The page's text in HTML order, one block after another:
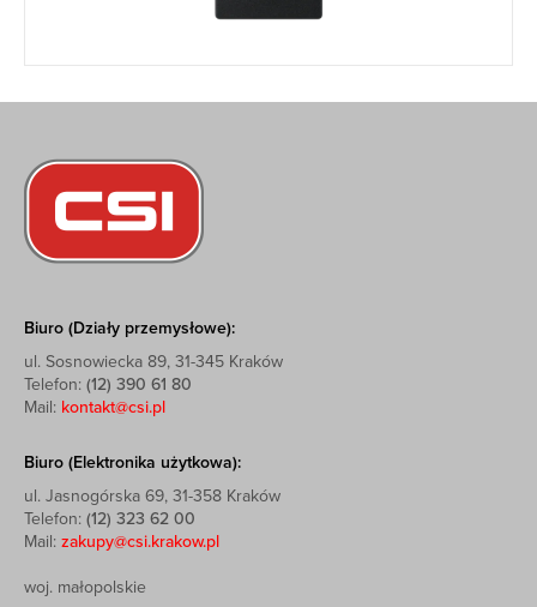
Biuro (Działy przemysłowe):
ul. Sosnowiecka 89, 31-345 Kraków
Telefon: (12) 390 61 80
Mail: kontakt@csi.pl
Biuro (Elektronika użytkowa):
ul. Jasnogórska 69, 31-358 Kraków
Telefon: (12) 323 62 00
Mail: zakupy@csi.krakow.pl
woj. małopolskie